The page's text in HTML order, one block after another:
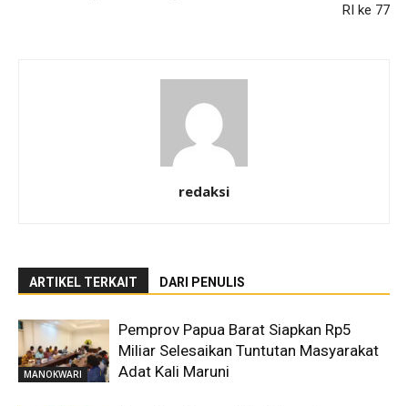
RI ke 77
redaksi
ARTIKEL TERKAIT DARI PENULIS
MANOKWARI
Pemprov Papua Barat Siapkan Rp5
Miliar Selesaikan Tuntutan Masyarakat
Adat Kali Maruni